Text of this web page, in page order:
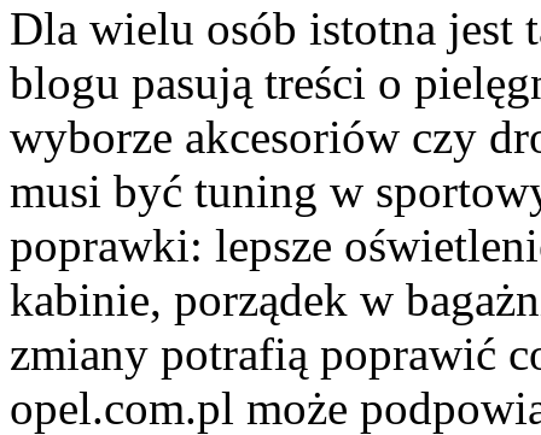
Dla wielu osób istotna jest
blogu pasują treści o
wyborze akcesoriów czy
musi być tuning w
poprawki: lepsze
kabinie, porządek w
zmiany potrafią poprawić
opel.com.pl może